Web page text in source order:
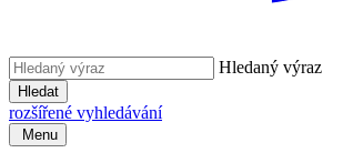
Hledaný výraz
Hledat
rozšířené vyhledávání
Menu